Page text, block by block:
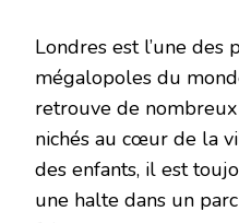
Londres est l’une des
mégalopoles du
retrouve de
nichés au cœur de la
des enfants, il est
une halte dans un